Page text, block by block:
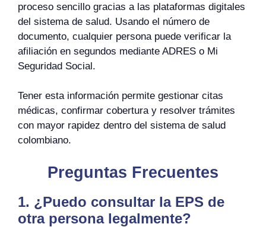
proceso sencillo gracias a las plataformas digitales
del sistema de salud. Usando el número de
documento, cualquier persona puede verificar la
afiliación en segundos mediante ADRES o Mi
Seguridad Social.
Tener esta información permite gestionar citas
médicas, confirmar cobertura y resolver trámites
con mayor rapidez dentro del sistema de salud
colombiano.
Preguntas Frecuentes
1. ¿Puedo consultar la EPS de
otra persona legalmente?